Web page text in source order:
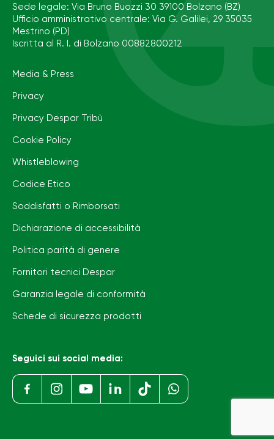
Sede legale: Via Bruno Buozzi 30 39100 Bolzano (BZ)
Ufficio amministrativo centrale: Via G. Galilei, 29 35035
Mestrino (PD)
Iscritta al R. I. di Bolzano 00882800212
Media & Press
Privacy
Privacy Despar Tribù
Cookie Policy
Whistleblowing
Codice Etico
Soddisfatti o Rimborsati
Dichiarazione di accessibilità
Politica parità di genere
Fornitori tecnici Despar
Garanzia legale di conformità
Schede di sicurezza prodotti
Seguici sui social media: